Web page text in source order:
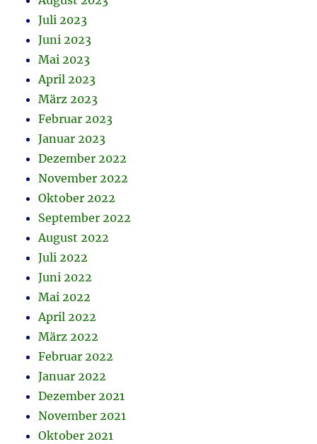
Juli 2023
Juni 2023
Mai 2023
April 2023
März 2023
Februar 2023
Januar 2023
Dezember 2022
November 2022
Oktober 2022
September 2022
August 2022
Juli 2022
Juni 2022
Mai 2022
April 2022
März 2022
Februar 2022
Januar 2022
Dezember 2021
November 2021
Oktober 2021